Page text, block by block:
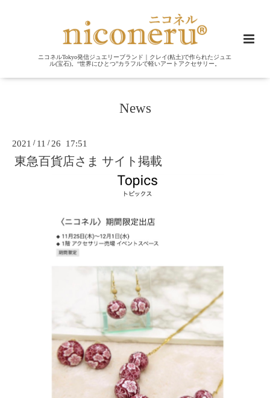
ニコネルTokyo発信ジュエリーブランド｜クレイ(粘土)で作られたジュエ
ル(宝石)。“世界にひとつ”カラフルで軽いアートアクセサリー。
News
2021 / 11 / 26 17:51
東急百貨店さま サイト掲載